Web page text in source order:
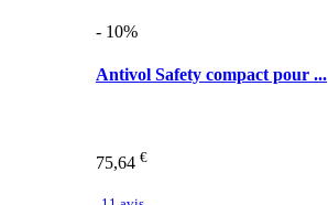
- 10%
Antivol Safety compact pour ...
75,64 €